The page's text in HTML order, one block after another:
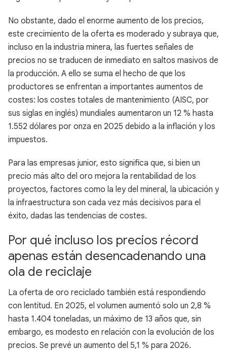
No obstante, dado el enorme aumento de los precios,
este crecimiento de la oferta es moderado y subraya que,
incluso en la industria minera, las fuertes señales de
precios no se traducen de inmediato en saltos masivos de
la producción. A ello se suma el hecho de que los
productores se enfrentan a importantes aumentos de
costes: los costes totales de mantenimiento (AISC, por
sus siglas en inglés) mundiales aumentaron un 12 % hasta
1.552 dólares por onza en 2025 debido a la inflación y los
impuestos.
Para las empresas junior, esto significa que, si bien un
precio más alto del oro mejora la rentabilidad de los
proyectos, factores como la ley del mineral, la ubicación y
la infraestructura son cada vez más decisivos para el
éxito, dadas las tendencias de costes.
Por qué incluso los precios récord
apenas están desencadenando una
ola de reciclaje
La oferta de oro reciclado también está respondiendo
con lentitud. En 2025, el volumen aumentó solo un 2,8 %
hasta 1.404 toneladas, un máximo de 13 años que, sin
embargo, es modesto en relación con la evolución de los
precios. Se prevé un aumento del 5,1 % para 2026.